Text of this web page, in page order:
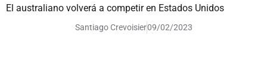
El australiano volverá a competir en Estados Unidos
Santiago Crevoisier09/02/2023